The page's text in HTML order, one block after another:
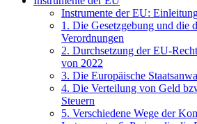
Instrumente der EU:
1. Die Gesetzgebung und die
Verordnungen
2. Durchsetzung der EU-
von 2022
3. Die Europäische
4. Die Verteilung von Geld
Steuern
5. Verschiedene Wege der